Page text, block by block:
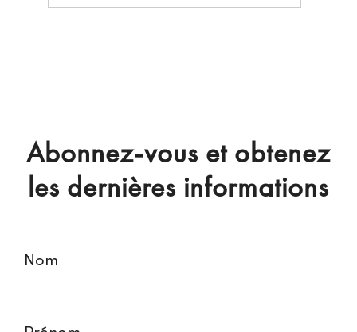
Abonnez-vous et obtenez
les dernières informations